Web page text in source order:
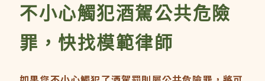
不小心觸犯酒駕公共危險
罪，快找模範律師